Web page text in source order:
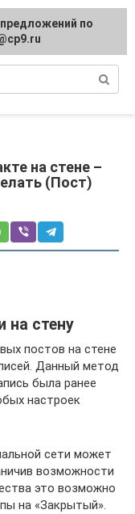
на стене –
(Пост)
на стену
постов на стене
Данный метод
была ранее
настроек
сети может
возможности
это возможно
на «Закрытый».
по